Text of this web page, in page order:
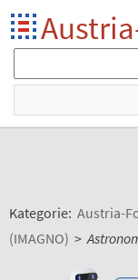
Kategorie: Austria-
(IMAGNO) >